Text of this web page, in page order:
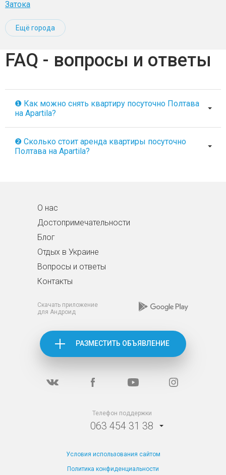
Затока
Ещё города
FAQ - вопросы и ответы
❶ Как можно снять квартиру посуточно Полтава
на Apartila?
❷ Сколько стоит аренда квартиры посуточно
Полтава на Apartila?
О нас
Достопримечательности
Блог
Отдых в Украине
Вопросы и ответы
Контакты
Скачать приложение
для Андроид
РАЗМЕСТИТЬ ОБЪЯВЛЕНИЕ
Телефон поддержки
063 454 31 38
Условия использования сайтом
Политика конфиденциальности